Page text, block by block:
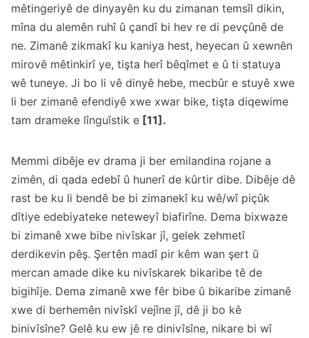
mêtingeriyê de dinyayên ku du zimanan temsîl dikin,
mîna du alemên ruhî û çandî bi hev re di pevçûnê de
ne. Zimanê zikmakî ku kaniya hest, heyecan û xewnên
mirovê mêtinkirî ye, tişta herî bêqîmet e û ti statuya
wê tuneye. Ji bo li vê dinyê hebe, mecbûr e stuyê xwe
li ber zimanê efendiyê xwe xwar bike, tişta diqewime
tam drameke lînguîstik e [11].
Memmi dibêje ev drama ji ber emilandina rojane a
zimên, di qada edebî û hunerî de kûrtir dibe. Dibêje dê
rast be ku li bendê be bi zimanekî ku wê/wî piçûk
dîtiye edebiyateke neteweyî biafirîne. Dema bixwaze
bi zimanê xwe bibe nivîskar jî, gelek zehmetî
derdikevin pêş. Şertên madî pir kêm wan şert û
mercan amade dike ku nivîskarek bikaribe tê de
bigihîje. Dema zimanê xwe fêr bibe û bikaribe zimanê
xwe di berhemên nivîskî vejîne jî, dê ji bo kê
binivîsîne? Gelê ku ew jê re dinivîsîne, nikare bi wî